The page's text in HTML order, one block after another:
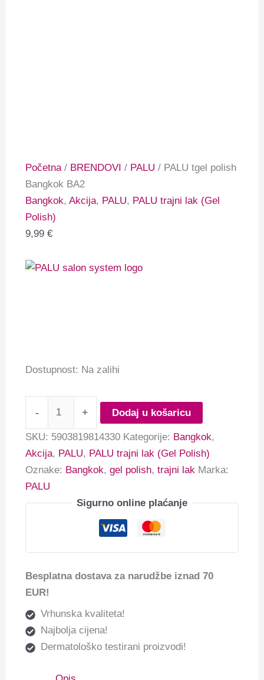
Početna/ BRENDOVI / PALU / PALU tgel polish
Bangkok BA2
Bangkok,Akcija, PALU, PALU trajni lak (Gel
Polish)
9,99€
Dostupnost: Na zalihi
- + Dodaj u košaricu
SKU: 5903819814330 Kategorije: Bangkok,
Akcija, PALU, PALU trajni lak (Gel Polish)
Oznake: Bangkok,gel polish,trajni lak Marka:
PALU
Sigurno online plaćanje
Besplatna dostava za narudžbe iznad 70
EUR!
Vrhunska kvaliteta!
Najbolja cijena!
Dermatološko testirani proizvodi!